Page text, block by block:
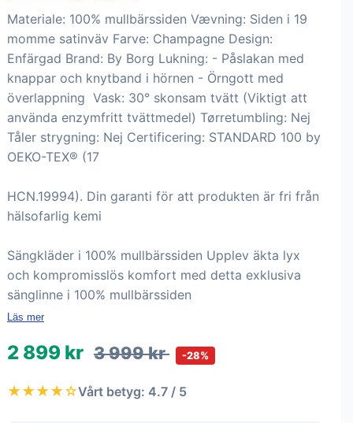
Materiale: 100% mullbärssiden Vævning: Siden i 19
momme satinväv Farve: Champagne Design:
Enfärgad Brand: By Borg Lukning: - Påslakan med
knappar och knytband i hörnen - Örngott med
överlappning Vask: 30° skonsam tvätt (Viktigt att
använda enzymfritt tvättmedel) Tørretumbling: Nej
Tåler strygning: Nej Certificering: STANDARD 100 by
OEKO-TEX® (17
HCN.19994). Din garanti för att produkten är fri från
hälsofarlig kemi
Sängkläder i 100% mullbärssiden Upplev äkta lyx
och kompromisslös komfort med detta exklusiva
sänglinne i 100% mullbärssiden
Läs mer
2 899 kr 3 999 kr -28%
★★★★☆Vårt betyg: 4.7 / 5